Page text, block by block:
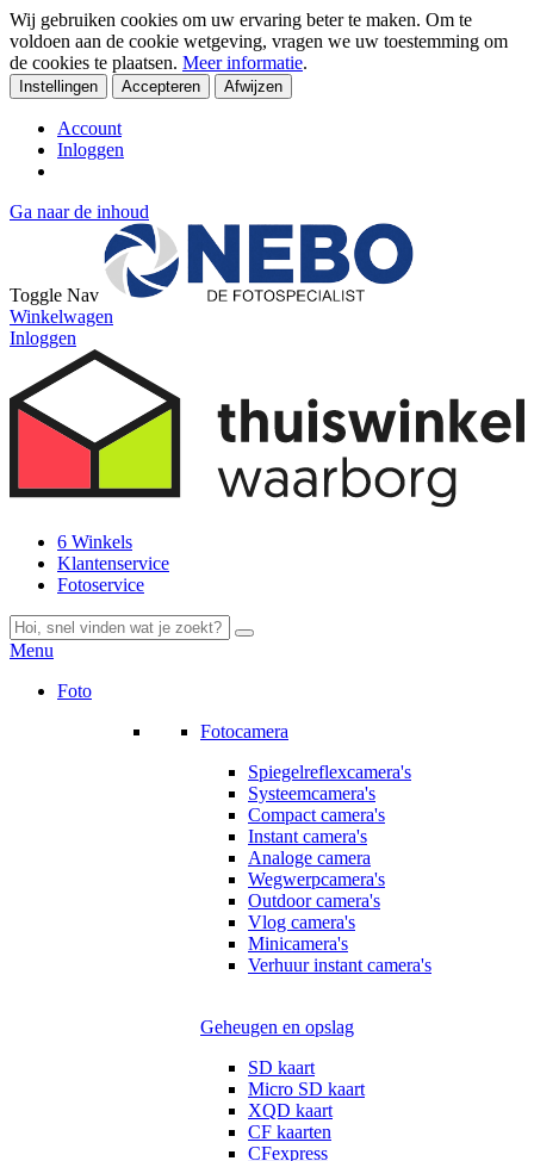
Wij gebruiken cookies om uw ervaring beter te maken. Om te
voldoen aan de cookie wetgeving, vragen we uw toestemming om
de cookies te plaatsen. Meer informatie.
Instellingen Accepteren Afwijzen
Account
Inloggen
Ga naar de inhoud
Toggle Nav
Winkelwagen
Inloggen
6 Winkels
Klantenservice
Fotoservice
Menu
Foto
Fotocamera
Spiegelreflexcamera's
Systeemcamera's
Compact camera's
Instant camera's
Analoge camera
Wegwerpcamera's
Outdoor camera's
Vlog camera's
Minicamera's
Verhuur instant camera's
Geheugen en opslag
SD kaart
Micro SD kaart
XQD kaart
CF kaarten
CFexpress